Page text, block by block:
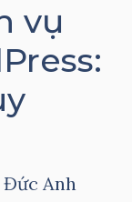
vụ
Đức Anh